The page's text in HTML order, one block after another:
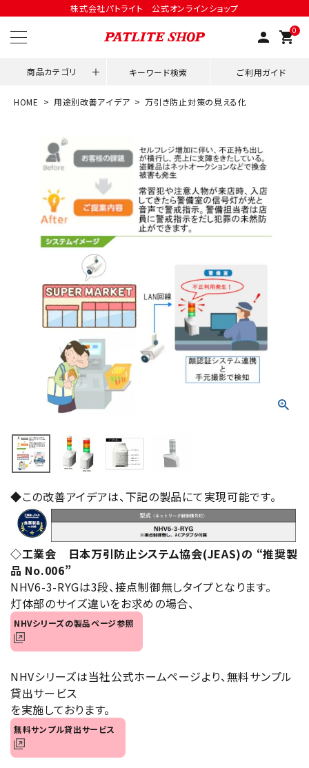
株式会社パトライト 公式オンラインショップ
person 0
shopping_cart
商品カテゴリ キーワード検索 ご利用ガイド
ACCOUNT MENU
ログイン person 会員登録
用途別改善アイデア
ネットワーク対応
積層信号灯
回転灯
流線型
光音一体型
音/音声
LED照明
センサ機器
散光式警光灯
補修パーツ
製品選定の仕方
ガイドライン
HOME 用途別改善アイデア 万引き防止対策の見える化
◆この改善アイデアは、下記の製品にて実現可能です。
◇工業会 日本万引防止システム協会(JEAS)の “推奨製
品 No.006”
NHV6-3-RYGは3段、接点制御無しタイプとなります。
灯体部のサイズ違いをお求めの場合、
NHVシリーズの製品ページ参照
NHVシリーズは当社公式ホームページより、無料サンプル
貸出サービス
を実施しております。
無料サンプル貸出サービス